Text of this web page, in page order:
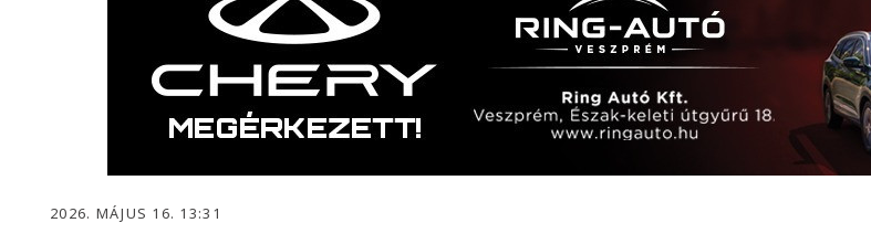
2026. MÁJUS 16. 13:31